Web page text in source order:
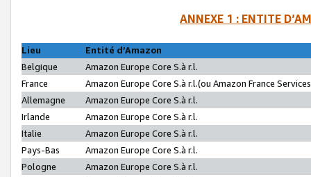
ANNEXE 1 : ENTITE
Lieu
Entité d’Amazon
Belgique
Amazon Europe Core S.à r.l.
France
Amazon Europe Core S.à r.l.(ou Amazon France
Allemagne
Amazon Europe Core S.à r.l.
Irlande
Amazon Europe Core S.à r.l.
Italie
Amazon Europe Core S.à r.l.
Pays-Bas
Amazon Europe Core S.à r.l.
Pologne
Amazon Europe Core S.à r.l.